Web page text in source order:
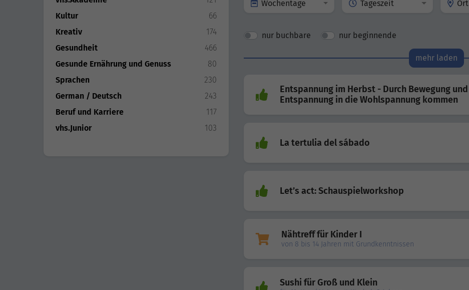
Kultur
66
Kreativ
174
Gesundheit
466
Gesunde Ernährung und Genuss
80
Sprachen
230
German / Deutsch
243
Beruf und Karriere
117
vhs.Junior
103
Wochentage Tageszeit Ort
nur buchbare nur beginnende
mehr laden
Entspannung im Herbst - Durch Bewegung und
Entspannung in die Wohlspannung kommen
La tertulia del sábado
Let’s act: Schauspielworkshop
Nähtreff für Kinder I
von 8 bis 14 Jahren mit Grundkenntnissen
Sushi für Groß und Klein